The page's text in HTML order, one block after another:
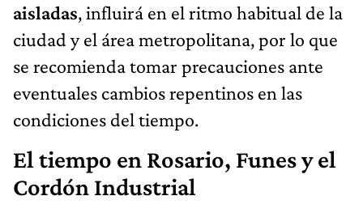
aisladas, influirá en el ritmo habitual de la
ciudad y el área metropolitana, por lo que
se recomienda tomar precauciones ante
eventuales cambios repentinos en las
condiciones del tiempo.
El tiempo en Rosario, Funes y el
Cordón Industrial